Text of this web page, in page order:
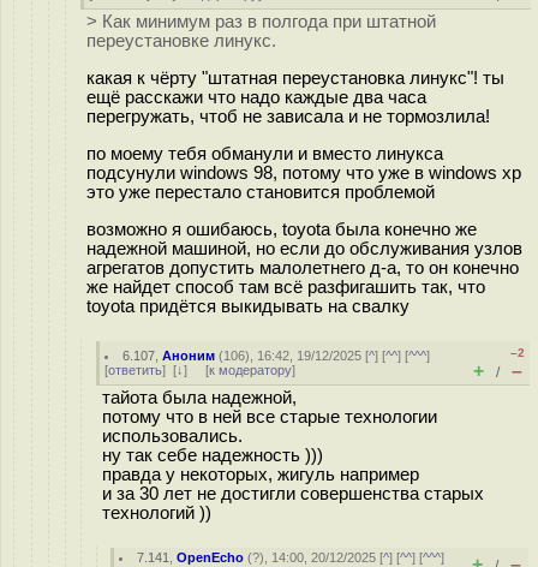
> Как минимум раз в полгода при штатной
переустановке линукс.
какая к чёрту "штатная переустановка линукс"! ты
ещё расскажи что надо каждые два часа
перегружать, чтоб не зависала и не тормозлила!
по моему тебя обманули и вместо линукса
подсунули windows 98, потому что уже в windows xp
это уже перестало становится проблемой
возможно я ошибаюсь, toyota была конечно же
надежной машиной, но если до обслуживания узлов
агрегатов допустить малолетнего д-а, то он конечно
же найдет способ там всё разфигашить так, что
toyota придётся выкидывать на свалку
6.107 ,Аноним (106), 16:42, 19/12/2025 [^] [^^] [^^^]
[ответить] [↓] [к модератору]
–2
+ / –
тайота была надежной,
потому что в ней все старые технологии
использовались.
ну так себе надежность )))
правда у некоторых, жигуль например
и за 30 лет не достигли совершенства старых
технологий ))
7.141 ,OpenEcho (?), 14:00, 20/12/2025 [^] [^^] [^^^]